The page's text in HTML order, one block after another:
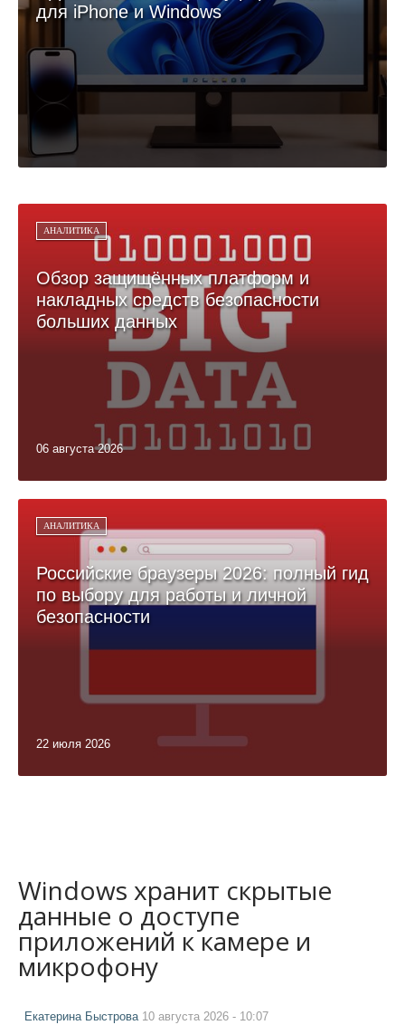
для iPhone и Windows
АНАЛИТИКА
Обзор защищённых платформ и
накладных средств безопасности
больших данных
06 августа 2026
АНАЛИТИКА
Российские браузеры 2026: полный гид
по выбору для работы и личной
безопасности
22 июля 2026
Windows хранит скрытые
данные о доступе
приложений к камере и
микрофону
Екатерина Быстрова10 августа 2026 - 10:07